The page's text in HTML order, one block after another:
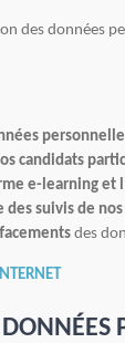
des
candidats
e-learning et
suivis de
des